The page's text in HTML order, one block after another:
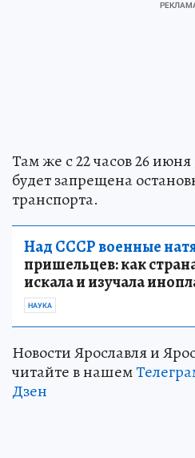
Там же с 22 часов 26
будет запрещена
транспорта.
Над СССР военные
пришельцев: как
искала и изучала
НАУКА
Новости Ярославля и
читайте в нашем
Дзен